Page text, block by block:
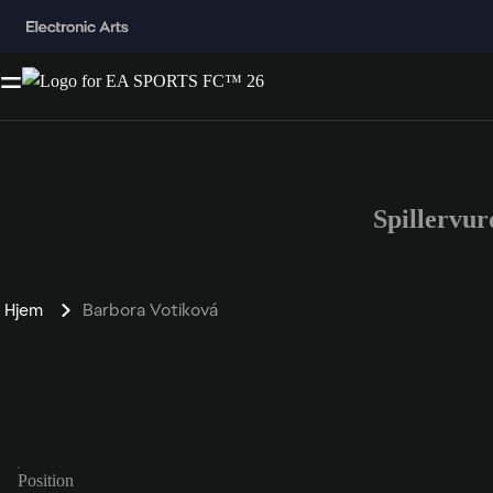
Hjem Barbora Votíková
Position